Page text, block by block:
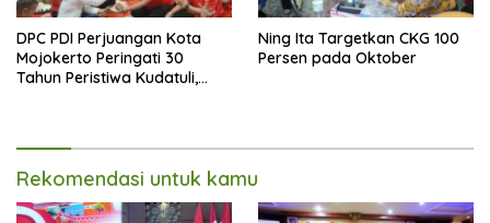
DPC PDI Perjuangan Kota
Mojokerto Peringati 30
Tahun Peristiwa Kudatuli,
Ning Ita Targetkan CKG 100
Persen pada Oktober
Rekomendasi untuk kamu